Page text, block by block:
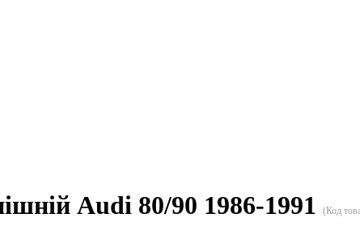
Audi 80/90 1986-1991 (Код